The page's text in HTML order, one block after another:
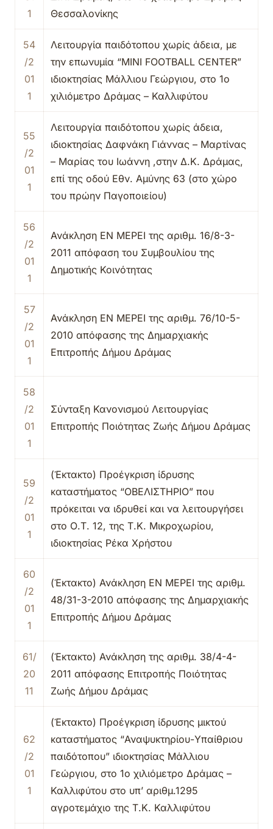
1
Θεσσαλονίκης
54
/2
01
1
Λειτουργία παιδότοπου χωρίς άδεια, με
την επωνυμία “MINI FOOTBALL CENTER”
ιδιοκτησίας Μάλλιου Γεώργιου, στο 1ο
χιλιόμετρο Δράμας – Καλλιφύτου
55
/2
01
1
Λειτουργία παιδότοπου χωρίς άδεια,
ιδιοκτησίας Δαφνάκη Γιάννας – Μαρτίνας
– Μαρίας του Ιωάννη ,στην Δ.Κ. Δράμας,
επί της οδού Εθν. Αμύνης 63 (στο χώρο
του πρώην Παγοποιείου)
56
/2
01
1
Ανάκληση ΕΝ ΜΕΡΕΙ της αριθμ. 16/8-3-
2011 απόφαση του Συμβουλίου της
Δημοτικής Κοινότητας
57
/2
01
1
Ανάκληση ΕΝ ΜΕΡΕΙ της αριθμ. 76/10-5-
2010 απόφασης της Δημαρχιακής
Επιτροπής Δήμου Δράμας
58
/2
01
1
Σύνταξη Κανονισμού Λειτουργίας
Επιτροπής Ποιότητας Ζωής Δήμου Δράμας
59
/2
01
1
(Έκτακτο) Προέγκριση ίδρυσης
καταστήματος “ΟΒΕΛΙΣΤΗΡΙΟ” που
πρόκειται να ιδρυθεί και να λειτουργήσει
στο Ο.Τ. 12, της Τ.Κ. Μικροχωρίου,
ιδιοκτησίας Ρέκα Χρήστου
60
/2
01
1
(Έκτακτο) Ανάκληση ΕΝ ΜΕΡΕΙ της αριθμ.
48/31-3-2010 απόφασης της Δημαρχιακής
Επιτροπής Δήμου Δράμας
61/
20
11
(Έκτακτο) Ανάκληση της αριθμ. 38/4-4-
2011 απόφασης Επιτροπής Ποιότητας
Ζωής Δήμου Δράμας
62
/2
01
1
(Έκτακτο) Προέγκριση ίδρυσης μικτού
καταστήματος “Αναψυκτηρίου-Υπαίθριου
παιδότοπου” ιδιοκτησίας Μάλλιου
Γεώργιου, στο 1ο χιλιόμετρο Δράμας –
Καλλιφύτου στο υπ’ αριθμ.1295
αγροτεμάχιο της Τ.Κ. Καλλιφύτου